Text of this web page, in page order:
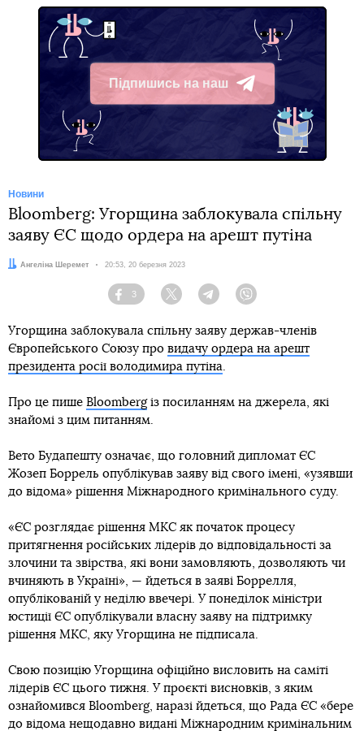
Підпишись на наш
Telegram
Новини
Bloomberg: Угорщина заблокувала спільну
заяву ЄС щодо ордера на арешт путіна
Автор:
Ангеліна Шеремет Дата:
20:53, 20 березня 2023
Facebook
3
Twitter TelegramViber
Угорщина заблокувала спільну заяву держав-членів
Європейського Союзу про видачу ордера на арешт
президента росії володимира путіна.
Про це пише Bloombergіз посиланням на джерела, які
знайомі з цим питанням.
Вето Будапешту означає, що головний дипломат ЄС
Жозеп Боррель опублікував заяву від свого імені, «узявши
до відома» рішення Міжнародного кримінального суду.
«ЄС розглядає рішення МКС як початок процесу
притягнення російських лідерів до відповідальності за
злочини та звірства, які вони замовляють, дозволяють чи
вчиняють в Україні», — йдеться в заяві Боррелля,
опублікованій у неділю ввечері. У понеділок міністри
юстиції ЄС опублікували власну заяву на підтримку
рішення МКС, яку Угорщина не підписала.
Свою позицію Угорщина офіційно висловить на саміті
лідерів ЄС цього тижня. У проєкті висновків, з яким
ознайомився Bloomberg, наразі йдеться, що Рада ЄС «бере
до відома нещодавно видані Міжнародним кримінальним